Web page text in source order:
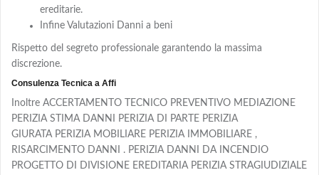
ereditarie.
Infine Valutazioni Danni a beni
Rispetto del segreto professionale garantendo la massima
discrezione.
Consulenza Tecnica a Affi
Inoltre ACCERTAMENTO TECNICO PREVENTIVO MEDIAZIONE
PERIZIA STIMA DANNI PERIZIA DI PARTE PERIZIA
GIURATA PERIZIA MOBILIARE PERIZIA IMMOBILIARE ,
RISARCIMENTO DANNI . PERIZIA DANNI DA INCENDIO
PROGETTO DI DIVISIONE EREDITARIA PERIZIA STRAGIUDIZIALE